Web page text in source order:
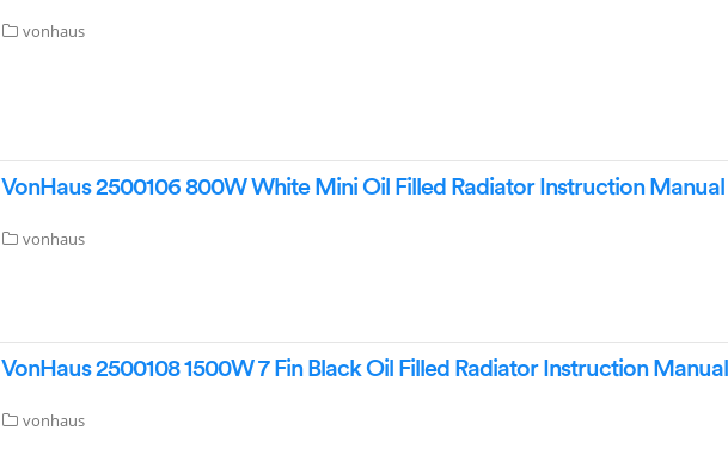
vonhaus
VonHaus 2500106 800W White Mini Oil Filled Radiator Instruction Manual
vonhaus
VonHaus 2500108 1500W 7 Fin Black Oil Filled Radiator Instruction Manual
vonhaus